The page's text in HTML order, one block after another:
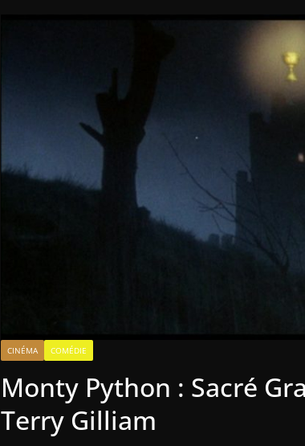
CINÉMA COMÉDIE
Monty Python : Sacré
Terry Gilliam